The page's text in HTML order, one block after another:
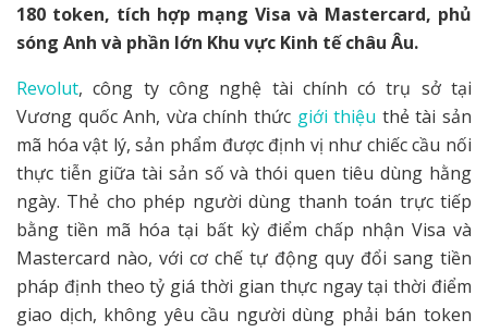
180 token, tích hợp mạng Visa và Mastercard, phủ
sóng Anh và phần lớn Khu vực Kinh tế châu Âu.
Revolut, công ty công nghệ tài chính có trụ sở tại
Vương quốc Anh, vừa chính thức giới thiệu thẻ tài sản
mã hóa vật lý, sản phẩm được định vị như chiếc cầu nối
thực tiễn giữa tài sản số và thói quen tiêu dùng hằng
ngày. Thẻ cho phép người dùng thanh toán trực tiếp
bằng tiền mã hóa tại bất kỳ điểm chấp nhận Visa và
Mastercard nào, với cơ chế tự động quy đổi sang tiền
pháp định theo tỷ giá thời gian thực ngay tại thời điểm
giao dịch, không yêu cầu người dùng phải bán token